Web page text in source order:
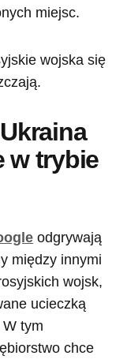
miejsc.
w trybie
odgrywają
między innymi
wojsk,
ucieczką
tym
chce